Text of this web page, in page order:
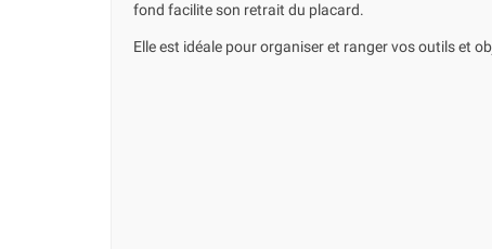
fond facilite son retrait du placard.
Elle est idéale pour organiser et ranger vos outils et